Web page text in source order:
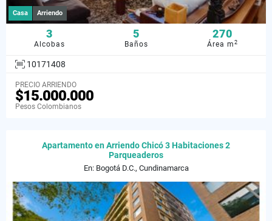
Casa Arriendo
3
Alcobas
5
Baños
270
Área m2
10171408
PRECIO ARRIENDO
$15.000.000
Pesos Colombianos
Apartamento en Arriendo Chicó 3 Habitaciones 2
Parqueaderos
En: Bogotá D.C., Cundinamarca